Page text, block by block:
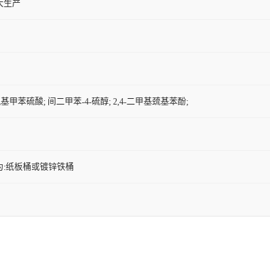
生产
甲苯硫酸; 间二甲苯-4-硫醇; 2,4-二甲基巯基苯酚;
:纸板桶或镀锌铁桶